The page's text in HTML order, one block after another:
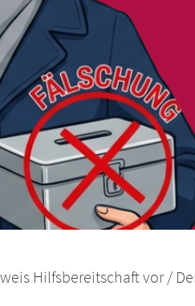
Hilfsbereitschaft vor /